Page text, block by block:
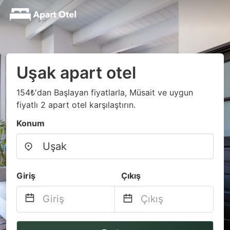
Uşak apart otel
154₺'dan Başlayan fiyatlarla, Müsait ve uygun
fiyatlı 2 apart otel karşılaştırın.
Konum
Giriş Çıkış
Navigate
Navigate